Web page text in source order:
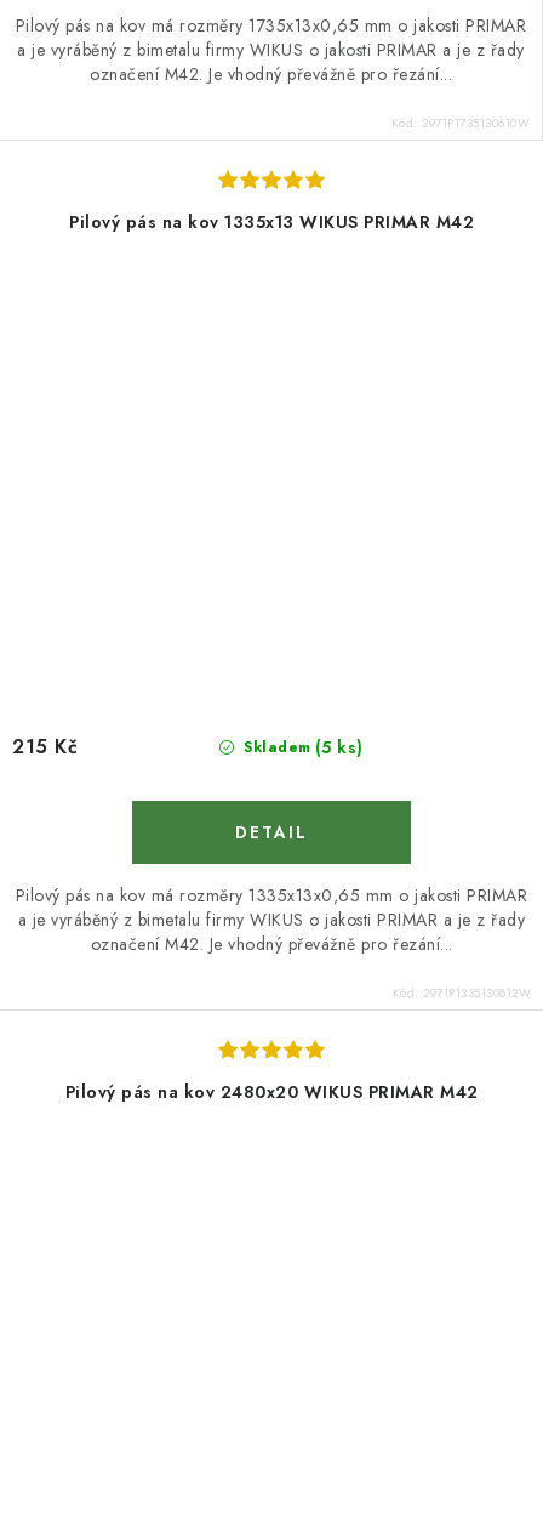
Pilový pás na kov má rozměry 1735x13x0,65 mm o jakosti PRIMAR
a je vyráběný z bimetalu firmy WIKUS o jakosti PRIMAR a je z řady
označení M42. Je vhodný převážně pro řezání...
Kód: 2971P1735130610W
Pilový pás na kov 1335x13 WIKUS PRIMAR M42
Skladem (5 ks)
215 Kč
Pilový pás na kov má rozměry 1335x13x0,65 mm o jakosti PRIMAR
a je vyráběný z bimetalu firmy WIKUS o jakosti PRIMAR a je z řady
označení M42. Je vhodný převážně pro řezání...
Kód: 2971P1335130812W
Pilový pás na kov 2480x20 WIKUS PRIMAR M42